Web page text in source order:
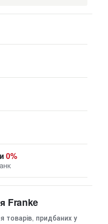
0%
Franke
товарів, придбаних у